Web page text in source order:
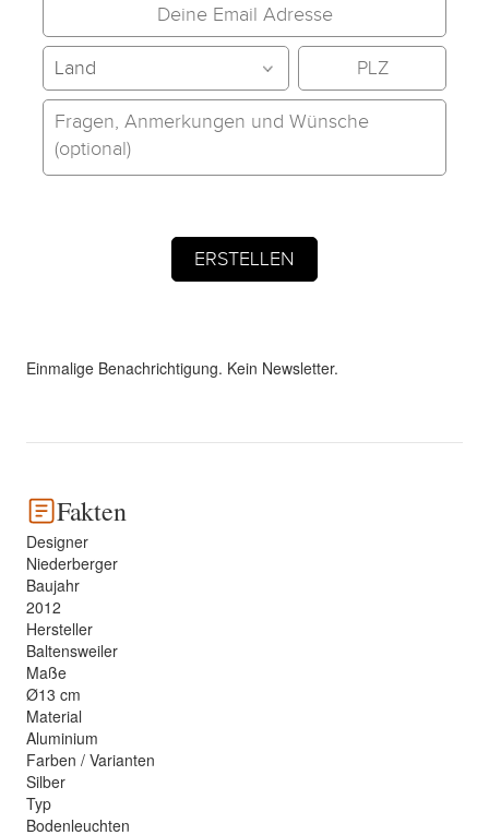
Einmalige Benachrichtigung. Kein Newsletter.
Fakten
Designer
Niederberger
Baujahr
2012
Hersteller
Baltensweiler
Maße
Ø13 cm
Material
Aluminium
Farben / Varianten
Silber
Typ
Bodenleuchten